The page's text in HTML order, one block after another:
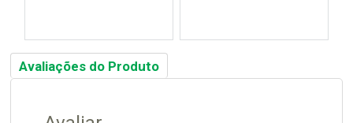
Avaliações do Produto